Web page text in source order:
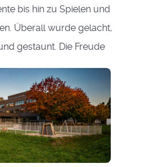
bis hin zu Spielen und
Überall wurde gelacht,
d gestaunt. Die Freude